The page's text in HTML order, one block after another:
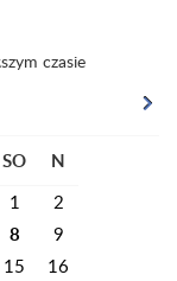
czasie
SO N
1
2
8
9
15
16